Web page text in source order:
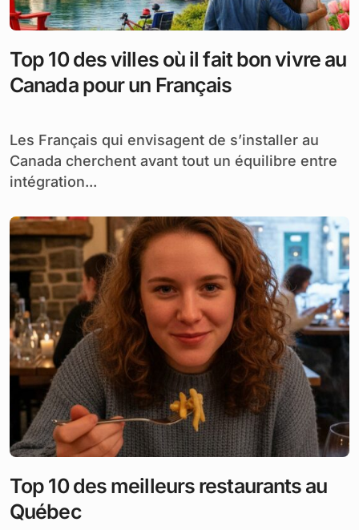
Top 10 des villes où il fait bon vivre au
Canada pour un Français
Les Français qui envisagent de s’installer au
Canada cherchent avant tout un équilibre entre
intégration...
Top 10 des meilleurs restaurants au
Québec